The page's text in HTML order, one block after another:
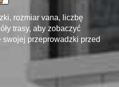
rozmiar vana, liczbę
trasy, aby zobaczyć
przeprowadzki przed